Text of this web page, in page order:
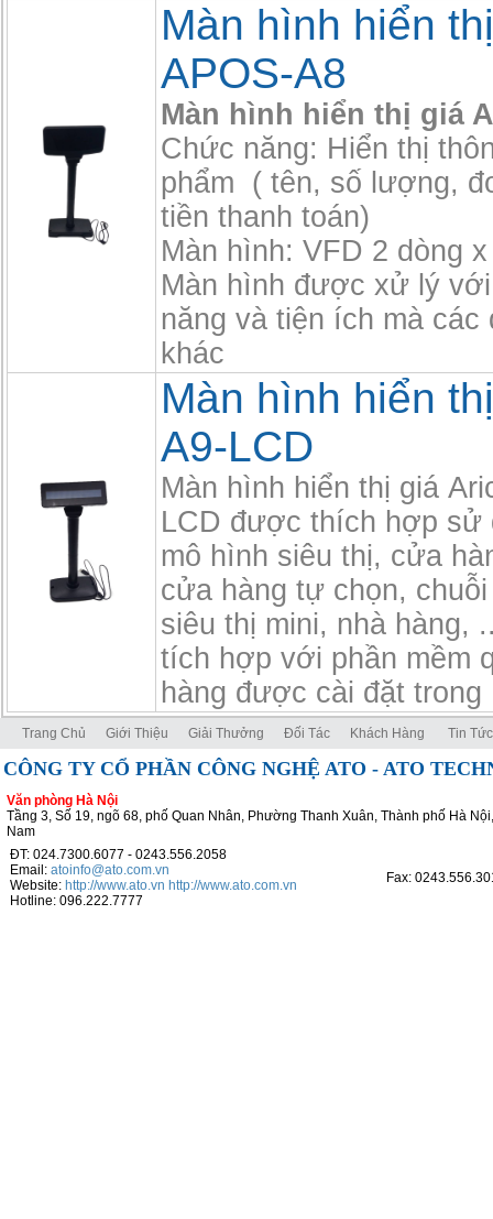
Màn hình hiển
APOS-A8
Màn hình hiển thị giá
Chức năng: Hiển thị
phẩm ( tên, số lượng,
tiền thanh toán)
Màn hình: VFD 2 dòng
Màn hình được xử lý
năng và tiện ích mà các
khác
Màn hình hiển
A9-LCD
Màn hình hiển thị giá
LCD được thích hợp sử
mô hình siêu thị, cửa
cửa hàng tự chọn,
siêu thị mini, nhà hàng,
tích hợp với phần mềm
hàng được cài đặt trong
Trang Chủ Giới Thiệu Giải Thưởng Đối Tác Khách Hàng Tin Tức
CÔNG TY CỔ PHẦN CÔNG NGHỆ ATO - ATO
Văn phòng Hà Nội
Tầng 3, Số 19, ngõ 68, phố Quan Nhân, Phường Thanh Xuân, Thành phố Hà
Nam
ĐT: 024.7300.6077 - 0243.556.2058
Email: atoinfo@ato.com.vn
Website: http://www.ato.vn http://www.ato.com.vn
Hotline: 096.222.7777
Fax: